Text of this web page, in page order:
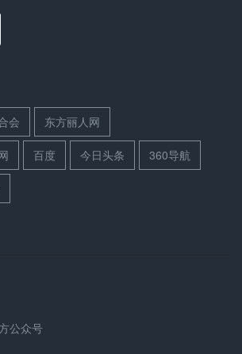
会 东方丽人网
百度 今日头条 360导航
公众号